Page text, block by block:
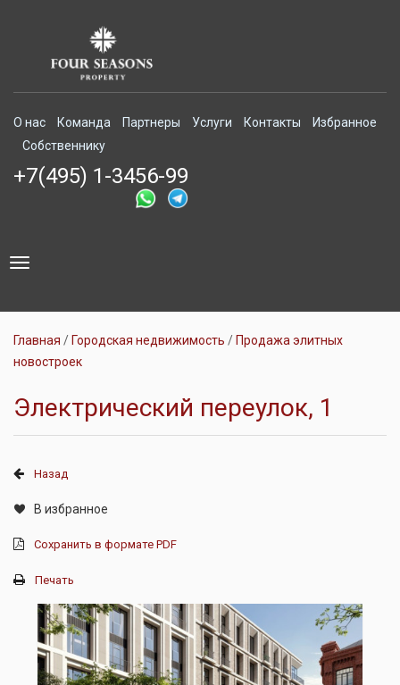
О нас Команда Партнеры Услуги Контакты
Избранное
Собственнику
+7(495) 1-3456-99
Toggle
Главная Городская недвижимость
Продажа элитных
новостроек
Электрический переулок, 1
Назад
В избранное
Сохранить в формате PDF
Печать